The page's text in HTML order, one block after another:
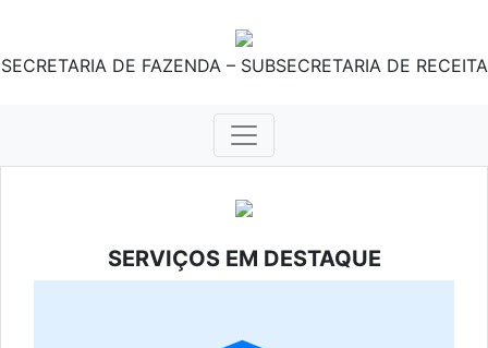
SECRETARIA DE FAZENDA – SUBSECRETARIA DE RECEITA
SERVIÇOS EM DESTAQUE